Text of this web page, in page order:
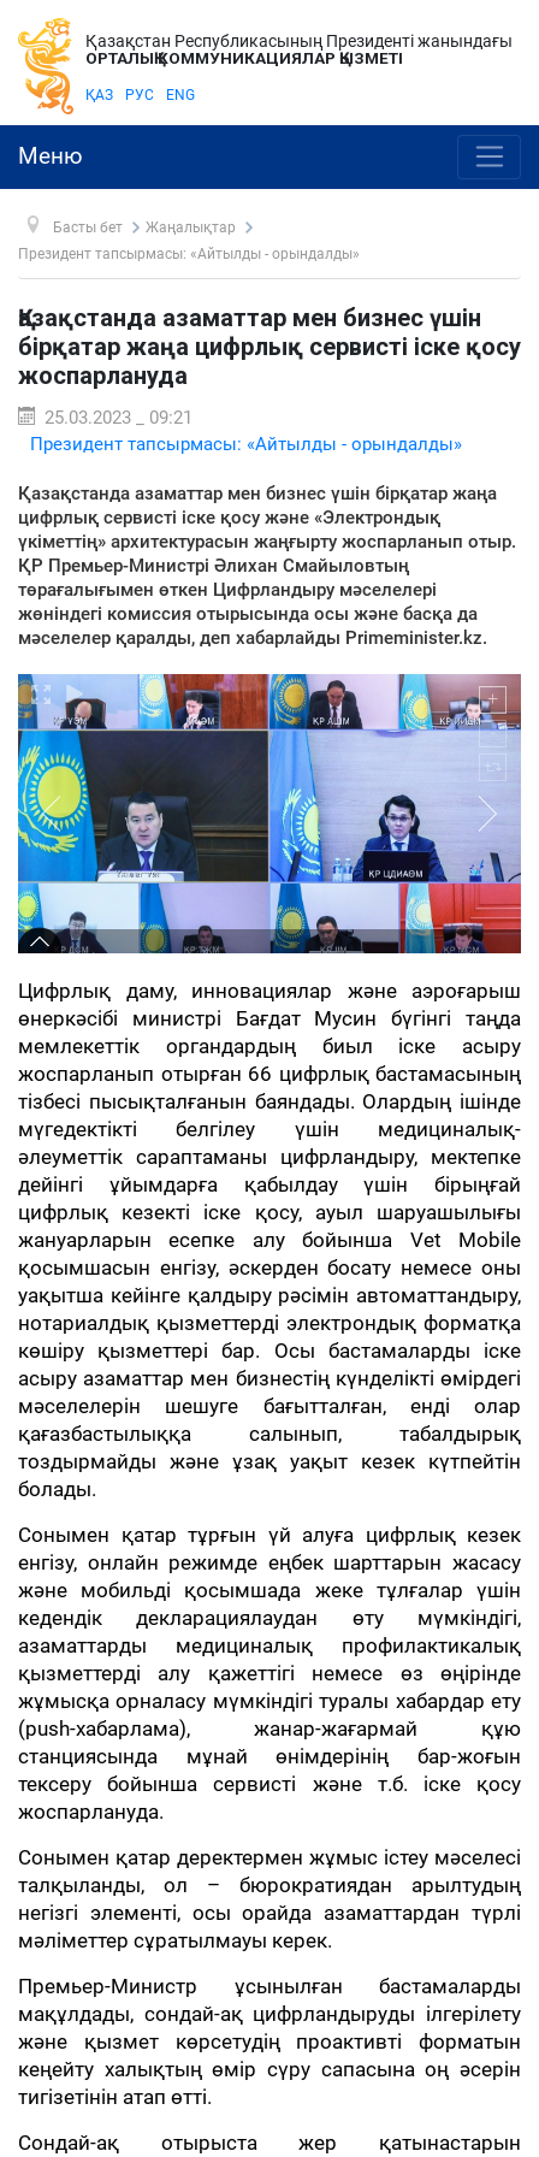
Қазақстан Республикасының Президенті жанындағы
ОРТАЛЫҚ КОММУНИКАЦИЯЛАР ҚЫЗМЕТІ
ҚАЗ РУС ENG
Меню
Басты бет
Жаңалықтар
Президент тапсырмасы: «Айтылды - орындалды»
Қазақстанда азаматтар мен бизнес үшін
бірқатар жаңа цифрлық сервисті іске қосу
жоспарлануда
25.03.2023 _ 09:21
Президент тапсырмасы: «Айтылды - орындалды»
Қазақстанда азаматтар мен бизнес үшін бірқатар жаңа
цифрлық сервисті іске қосу және «Электрондық
үкіметтің» архитектурасын жаңғырту жоспарланып отыр.
ҚР Премьер-Министрі Әлихан Смайыловтың
төрағалығымен өткен Цифрландыру мәселелері
жөніндегі комиссия отырысында осы және басқа да
мәселелер қаралды, деп хабарлайды Primeminister.kz.
Цифрлық даму, инновациялар және аэроғарыш
өнеркәсібі министрі Бағдат Мусин бүгінгі таңда
мемлекеттік органдардың биыл іске асыру
жоспарланып отырған 66 цифрлық бастамасының
тізбесі пысықталғанын баяндады. Олардың ішінде
мүгедектікті белгілеу үшін медициналық-
әлеуметтік сараптаманы цифрландыру, мектепке
дейінгі ұйымдарға қабылдау үшін бірыңғай
цифрлық кезекті іске қосу, ауыл шаруашылығы
жануарларын есепке алу бойынша Vet Mobile
қосымшасын енгізу, әскерден босату немесе оны
уақытша кейінге қалдыру рәсімін автоматтандыру,
нотариалдық қызметтерді электрондық форматқа
көшіру қызметтері бар. Осы бастамаларды іске
асыру азаматтар мен бизнестің күнделікті өмірдегі
мәселелерін шешуге бағытталған, енді олар
қағазбастылыққа салынып, табалдырық
тоздырмайды және ұзақ уақыт кезек күтпейтін
болады.
Сонымен қатар тұрғын үй алуға цифрлық кезек
енгізу, онлайн режимде еңбек шарттарын жасасу
және мобильді қосымшада жеке тұлғалар үшін
кедендік декларациялаудан өту мүмкіндігі,
азаматтарды медициналық профилактикалық
қызметтерді алу қажеттігі немесе өз өңірінде
жұмысқа орналасу мүмкіндігі туралы хабардар ету
(push-хабарлама), жанар-жағармай құю
станциясында мұнай өнімдерінің бар-жоғын
тексеру бойынша сервисті және т.б. іске қосу
жоспарлануда.
Сонымен қатар деректермен жұмыс істеу мәселесі
талқыланды, ол – бюрократиядан арылтудың
негізгі элементі, осы орайда азаматтардан түрлі
мәліметтер сұратылмауы керек.
Премьер-Министр ұсынылған бастамаларды
мақұлдады, сондай-ақ цифрландыруды ілгерілету
және қызмет көрсетудің проактивті форматын
кеңейту халықтың өмір сүру сапасына оң әсерін
тигізетінін атап өтті.
Сондай-ақ отырыста жер қатынастарын